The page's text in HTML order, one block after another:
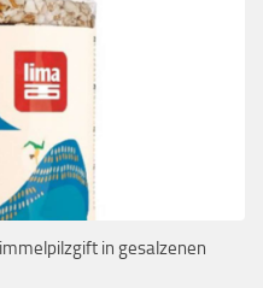
in gesalzenen